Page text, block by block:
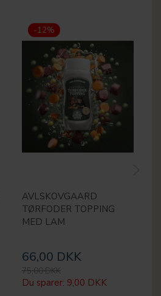
-12%
AVLSKOVGAARD
TØRFODER TOPPING
MED LAM
66,00 DKK
75,00 DKK
Du sparer: 9,00 DKK